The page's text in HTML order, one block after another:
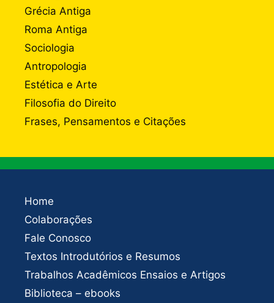
Grécia Antiga
Roma Antiga
Sociologia
Antropologia
Estética e Arte
Filosofia do Direito
Frases, Pensamentos e Citações
Home
Colaborações
Fale Conosco
Textos Introdutórios e Resumos
Trabalhos Acadêmicos Ensaios e Artigos
Biblioteca – ebooks